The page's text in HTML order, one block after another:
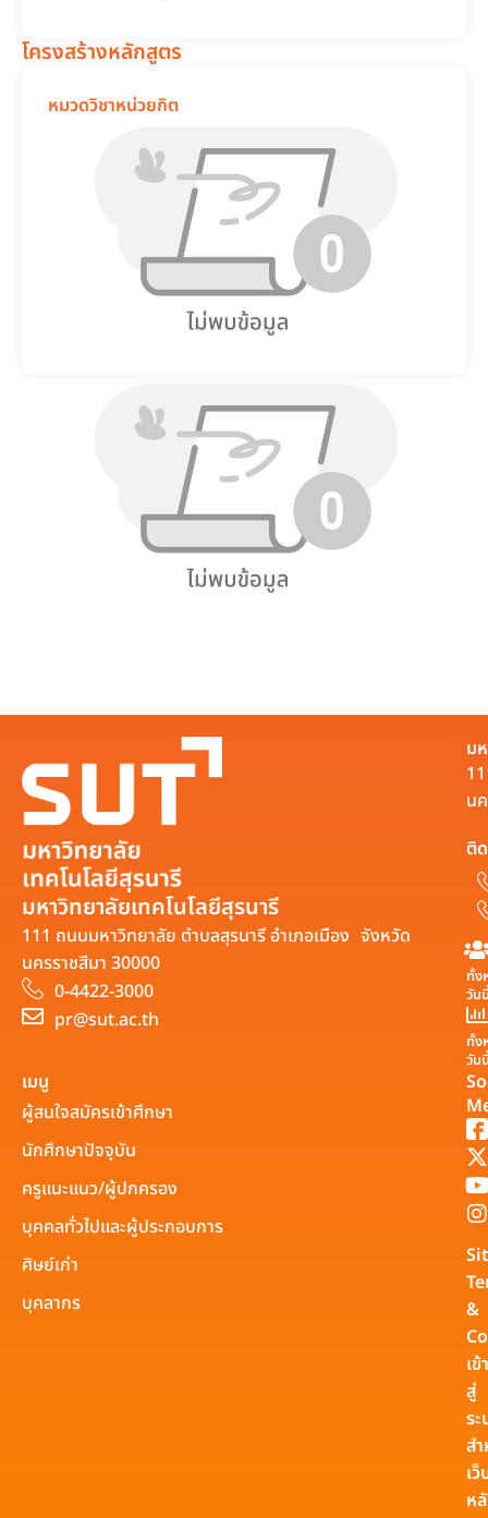
โครงสร้างหลักสูตร
หมวดวิชาหน่วยกิต
มหาวิทยาลัยเทคโนโลยีสุรนารี
111 ถนนมหาวิทยาลัย ตำบลสุรนารี อำเภอเมือง จังหวัด
นครราชสีมา 30000
0-4422-3000
pr@sut.ac.th
ม
น
ติ
ทั้ง
วัน
ทั้ง
วัน
เมนู
ผู้สนใจสมัครเข้าศึกษา
นักศึกษาปัจจุบัน
ครูแนะแนว/ผู้ปกครอง
บุคคลทั่วไปและผู้ประกอบการ
ศิษย์เก่า
บุคลากร
&
เข้า
สู่
ร
ส
เ
ห